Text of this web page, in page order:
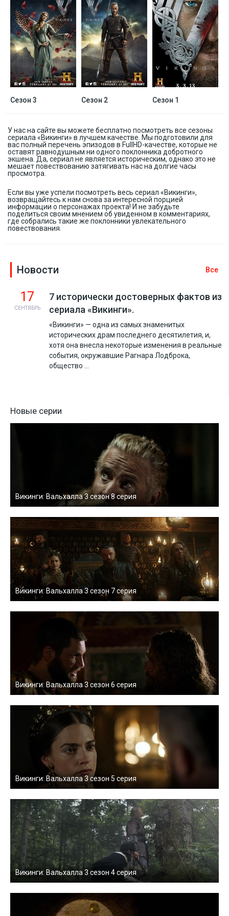
Сезон 3 Сезон 2 Сезон 1
У нас на сайте вы можете бесплатно посмотреть все сезоны
сериала «Викинги» в лучшем качестве. Мы подготовили для
вас полный перечень эпизодов в FullHD-качестве, которые не
оставят равнодушным ни одного поклонника добротного
экшена. Да, сериал не является историческим, однако это не
мешает повествованию затягивать нас на долгие часы
просмотра.
Если вы уже успели посмотреть весь сериал «Викинги»,
возвращайтесь к нам снова за интересной порцией
информации о персонажах проекта! И не забудьте
поделиться своим мнением об увиденном в комментариях,
где собрались такие же поклонники увлекательного
повествования.
Новости Все
17
СЕНТЯБРЬ
7 исторически достоверных фактов из
сериала «Викинги».
«Викинги» — одна из самых знаменитых
исторических драм последнего десятилетия, и,
хотя она внесла некоторые изменения в реальные
события, окружавшие Рагнара Лодброка,
общество ...
Новые серии
Викинги: Вальхалла 3 сезон 8 серия
Викинги: Вальхалла 3 сезон 7 серия
Викинги: Вальхалла 3 сезон 6 серия
Викинги: Вальхалла 3 сезон 5 серия
Викинги: Вальхалла 3 сезон 4 серия